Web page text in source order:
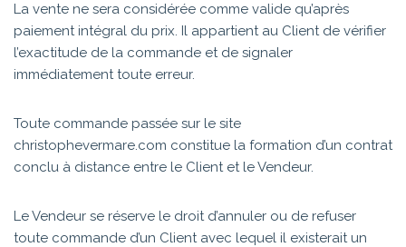
La vente ne sera considérée comme valide qu’après
paiement intégral du prix. Il appartient au Client de vérifier
l’exactitude de la commande et de signaler
immédiatement toute erreur.
Toute commande passée sur le site
christophevermare.com constitue la formation d’un contrat
conclu à distance entre le Client et le Vendeur.
Le Vendeur se réserve le droit d’annuler ou de refuser
toute commande d’un Client avec lequel il existerait un